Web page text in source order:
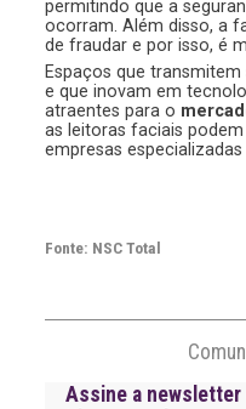
permitindo que a
ocorram. Além disso, a
de fraudar e por isso, é
Espaços que
e que inovam em
atraentes para o
as leitoras faciais
empresas
Fonte: NSC Total
Assine a newsletter